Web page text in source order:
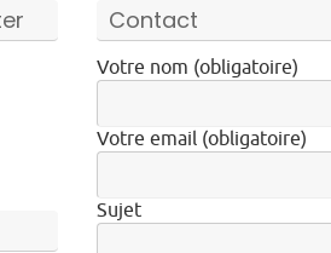
Contact
Votre nom (obligatoire)
Votre email (obligatoire)
Sujet